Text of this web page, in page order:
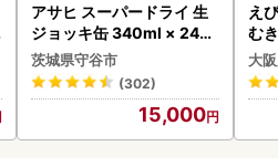
アサヒ スーパードライ 生
ジョッキ缶 340ml × 24本
(1ケース) ＜茨城工場＞ 缶
ビール お酒 Asahi 守谷市
茨城県守谷市
(302)
15,000
え
む
大